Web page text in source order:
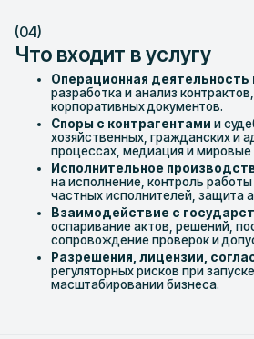
(04)
Что входит в услугу
Операционная деятельность
разработка и анализ
корпоративных документов.
Споры с контрагентами и
хозяйственных, гражданских и
процессах, медиация и мировые
Исполнительное
на исполнение, контроль
частных исполнителей, защита
Взаимодействие с
оспаривание актов, решений,
сопровождение проверок и
Разрешения, лицензии,
регуляторных рисков при
масштабировании бизнеса.